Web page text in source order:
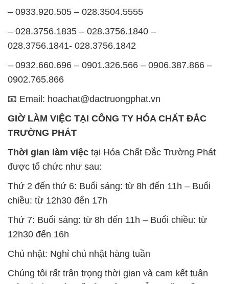
– 0933.920.505 – 028.3504.5555
– 028.3756.1835 – 028.3756.1840 –
028.3756.1841- 028.3756.1842
– 0932.660.696 – 0901.326.566 – 0906.387.866 –
0902.765.866
📧 Email: hoachat@dactruongphat.vn
GIỜ LÀM VIỆC TẠI CÔNG TY HÓA CHẤT ĐẮC
TRƯỜNG PHÁT
Thời gian làm việc tại Hóa Chất Đắc Trường Phát
được tổ chức như sau:
Thứ 2 đến thứ 6: Buổi sáng: từ 8h đến 11h – Buổi
chiều: từ 12h30 đến 17h
Thứ 7: Buổi sáng: từ 8h đến 11h – Buổi chiều: từ
12h30 đến 16h
Chủ nhật: Nghỉ chủ nhật hàng tuần
Chúng tôi rất trân trọng thời gian và cam kết tuân